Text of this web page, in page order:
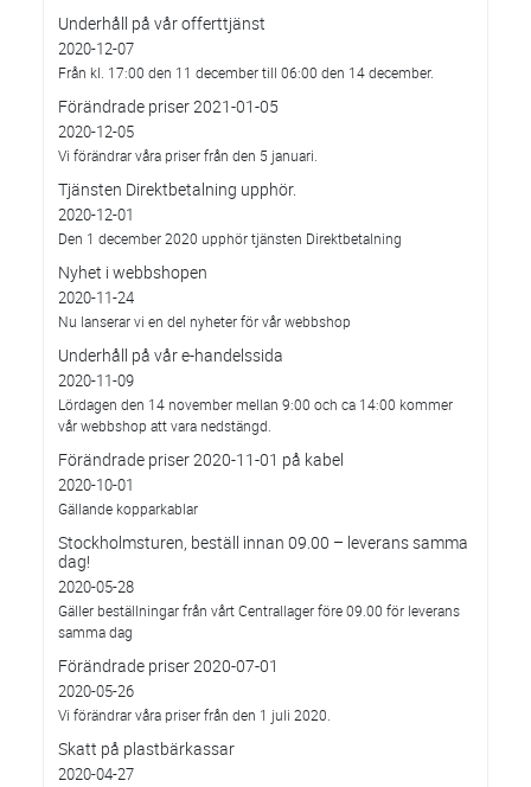
Underhåll på vår offerttjänst
2020-12-07
Från kl. 17:00 den 11 december till 06:00 den 14 december.
Förändrade priser 2021-01-05
2020-12-05
Vi förändrar våra priser från den 5 januari.
Tjänsten Direktbetalning upphör.
2020-12-01
Den 1 december 2020 upphör tjänsten Direktbetalning
Nyhet i webbshopen
2020-11-24
Nu lanserar vi en del nyheter för vår webbshop
Underhåll på vår e-handelssida
2020-11-09
Lördagen den 14 november mellan 9:00 och ca 14:00 kommer
vår webbshop att vara nedstängd.
Förändrade priser 2020-11-01 på kabel
2020-10-01
Gällande kopparkablar
Stockholmsturen, beställ innan 09.00 – leverans samma
dag!
2020-05-28
Gäller beställningar från vårt Centrallager före 09.00 för leverans
samma dag
Förändrade priser 2020-07-01
2020-05-26
Vi förändrar våra priser från den 1 juli 2020.
Skatt på plastbärkassar
2020-04-27